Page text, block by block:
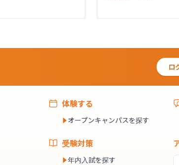
ロ
体験する
オープンキャンパスを探す
受験対策
年内入試を探す